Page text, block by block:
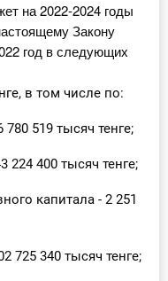
на 2022-2024 годы
Закону
год в следующих
в том числе по:
519 тысяч тенге;
400 тысяч тенге;
капитала - 2 251
725 340 тысяч тенге;